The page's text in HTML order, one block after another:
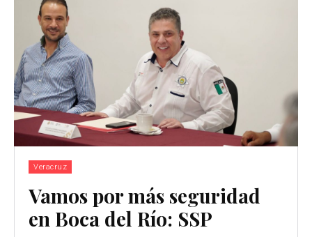
Veracruz
Vamos por más seguridad
en Boca del Río: SSP